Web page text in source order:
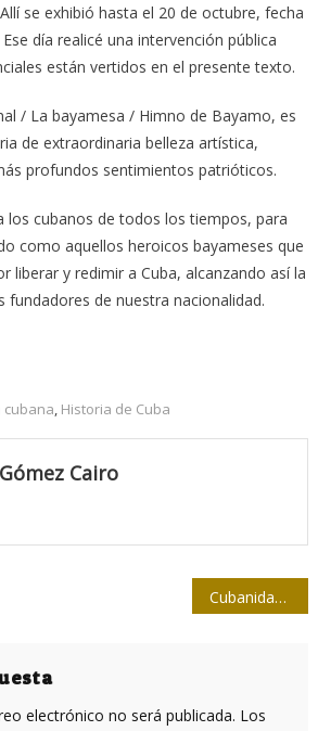
se exhibió hasta el 20 de octubre, fecha
día realicé una intervención pública
están vertidos en el presente texto.
/ La bayamesa / Himno de Bayamo, es
de extraordinaria belleza artística,
profundos sentimientos patrióticos.
los cubanos de todos los tiempos, para
como aquellos heroicos bayameses que
liberar y redimir a Cuba, alcanzando así la
fundadores de nuestra nacionalidad.
cubana Historia de Cuba
Cairo
Cubanidad y cubanía*
electrónico no será publicada. Los